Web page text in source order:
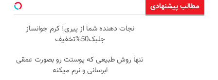
مطالب پیشنهادی
نجات دهنده شما از پیری! کرم جوانساز
جلبک50%تخفیف
تنها روش طبیعی که پوستت رو بصورت عمقی
ابرسانی و نرم میکنه